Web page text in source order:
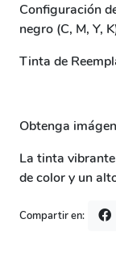
Configuración
negro (C, M, Y,
Tinta de
Obtenga
La tinta
de color y un
Compartir en: